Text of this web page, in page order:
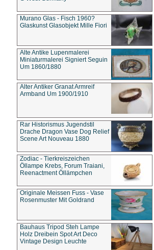
Murano Glas - Fisch 1960?
Glaskunst Glasobjekt Mille Fiori
Alte Antike Lupenmalerei
Miniaturmalerei Signiert Seguin
Um 1860/1880
Alter Antiker Granat Armreif
Armband Um 1900/1910
Rar Historismus Jugendstil
Drache Dragon Vase Dog Relief
Scene Art Nouveau 1880
Zodiac - Tierkreiszeichen
Öllampe Krebs, Forum Traiani,
Reenactment Öllämpchen
Originale Meissen Fuss - Vase
Rosenmuster Mit Goldrand
Bauhaus Tripod Steh Lampe
Holz Dreibein Spot Art Deco
Vintage Design Leuchte